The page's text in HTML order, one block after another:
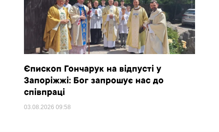
Єпископ Гончарук на відпусті у
Запоріжжі: Бог запрошує нас до
співпраці
03.08.202609:58